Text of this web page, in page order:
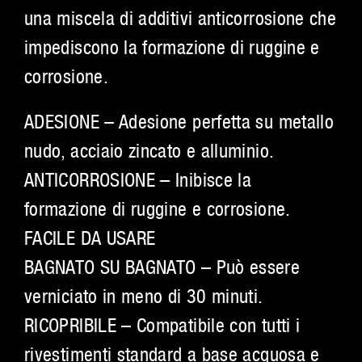
una miscela di additivi anticorrosione che
impediscono la formazione di ruggine e
corrosione.
ADESIONE – Adesione perfetta su metallo
nudo, acciaio zincato e alluminio.
ANTICORROSIONE – Inibisce la
formazione di ruggine e corrosione.
FACILE DA USARE
BAGNATO SU BAGNATO – Può essere
verniciato in meno di 30 minuti.
RICOPRIBILE – Compatibile con tutti i
rivestimenti standard a base acquosa e